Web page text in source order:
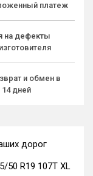
платеж
на дефекты
и обмен в
14 дней
дорог
50 R19 107T XL